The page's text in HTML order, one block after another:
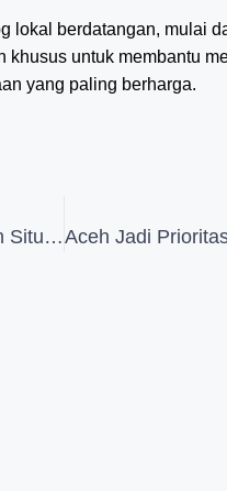
lokal berdatangan, mulai
untuk membantu
yang paling berharga.
Hampir Setiap Hari Ada Temuan Situs Kuno Baru di Saudi